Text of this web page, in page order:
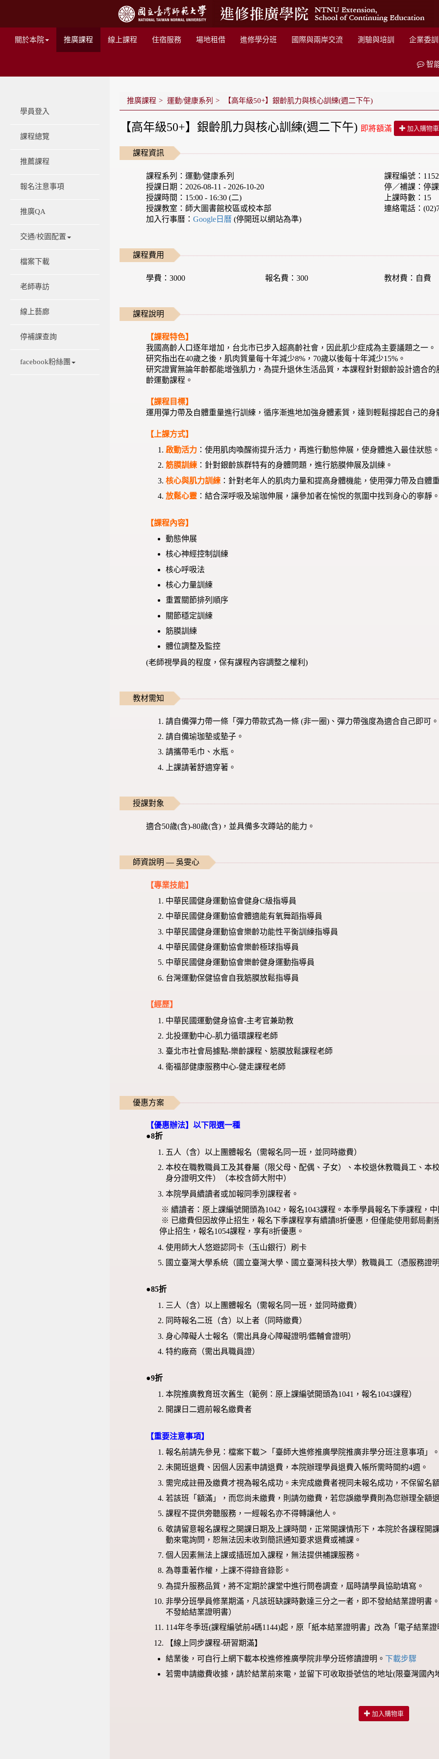
關於本院 推廣課程 線上課程 住宿服務 場地租借 進修學分班 國際與兩岸交流 測驗與培訓 企業委訓
智
學員登入
課程總覽
推薦課程
報名注意事項
推廣QA
交通/校園配置
檔案下載
老師專訪
線上藝廊
停補課查詢
facebook粉絲團
推廣課程 運動/健康系列 【高年級50+】銀齡肌力與核心訓練(週二下午)
【高年級50+】銀齡肌力與核心訓練(週二下午) 即將額滿 加入購物車
課程資訊
課程系列：運動/健康系列
課程編號：
授課日期：2026-08-11 - 2026-10-20
停／補課：停
授課時間：15:00 - 16:30 (二)
上課時數：15
授課教室：師大圖書館校區或校本部
連絡電話：
加入行事曆：Google日曆(停開班以網站為準)
課程費用
學費：3000 報名費：300 教材費：自費
課程說明
【課程特色】
我國高齡人口逐年增加，台北市已步入超高齡社會，因此肌少症成為主要議題之一。
研究指出在40歲之後，肌肉質量每十年減少8%，70歲以後每十年減少15%。
研究證實無論年齡都能增強肌力，為提升退休生活品質，本課程針對銀齡設計適合
齡運動課程。
【課程目標】
運用彈力帶及自體重量進行訓練，循序漸進地加強身體素質，達到輕鬆撐起自己的
【上課方式】
啟動活力 ：使用肌肉喚醒術提升活力，再進行動態伸展，使身體進入最佳狀態
筋膜訓練 ：針對銀齡族群特有的身體問題，進行筋膜伸展及訓練。
核心與肌力訓練 ：針對老年人的肌肉力量和提高身體機能，使用彈力帶及自體
放鬆心靈 ：結合深呼吸及瑜珈伸展，讓參加者在愉悅的氛圍中找到身心的寧靜
【課程內容】
動態伸展
核心神經控制訓練
核心呼吸法
核心力量訓練
重置關節排列順序
關節穩定訓練
筋膜訓練
體位調整及監控
(老師視學員的程度，保有課程內容調整之權利)
教材需知
請自備彈力帶一條「彈力帶款式為一條 (非一圈)、彈力帶強度為適合自己即可
請自備瑜珈墊或墊子。
請攜帶毛巾、水瓶。
上課請著舒適穿著。
授課對象
適合50歲(含)-80歲(含)，並具備多次蹲站的能力。
師資說明 — 吳雯心
【專業技能】
中華民國健身運動協會健身C級指導員
中華民國健身運動協會體適能有氧舞蹈指導員
中華民國健身運動協會樂齡功能性平衡訓練指導員
中華民國健身運動協會樂齡極球指導員
中華民國健身運動協會樂齡健身運動指導員
台灣運動保健協會自我筋膜放鬆指導員
【經歷】
中華民國運動健身協會-主考官兼助教
北投運動中心-肌力循環課程老師
臺北市社會局據點-樂齡課程、筋膜放鬆課程老師
衛福部健康服務中心-健走課程老師
優惠方案
【優惠辦法】以下限選一種
●8折
五人（含）以上團體報名（需報名同一班，並同時繳費）
本校在職教職員工及其眷屬（限父母、配偶、子女）、本校退休教職員工、本
身分證明文件）（本校含師大附中）
本院學員續讀者或加報同季別課程者。
※ 續讀者：原上課編號開頭為1042，報名1043課程。本季學員報名下季課程，
※ 已繳費但因故停止招生，報名下季課程享有續讀8折優惠，但僅能使用郵局劃
停止招生，報名1054課程，享有8折優惠。
使用師大人悠遊認同卡（玉山銀行）刷卡
國立臺灣大學系統（國立臺灣大學、國立臺灣科技大學）教職員工（憑服務證
●85折
三人（含）以上團體報名（需報名同一班，並同時繳費）
同時報名二班（含）以上者（同時繳費）
身心障礙人士報名（需出具身心障礙證明/鑑輔會證明）
特約廠商（需出具職員證）
●9折
本院推廣教育班次舊生（範例：原上課編號開頭為1041，報名1043課程）
開課日二週前報名繳費者
【重要注意事項】
報名前請先參見：檔案下載＞「臺師大進修推廣學院推廣非學分班注意事項」
未開班退費、因個人因素申請退費，本院辦理學員退費入帳所需時間約4週。
需完成註冊及繳費才視為報名成功。未完成繳費者視同未報名成功，不保留名
若該班「額滿」，而您尚未繳費，則請勿繳費，若您誤繳學費則為您辦理全額
課程不提供旁聽服務，一經報名亦不得轉讓他人。
敬請留意報名課程之開課日期及上課時間，正常開課情形下，本院於各課程開
動來電詢問，恕無法因未收到簡訊通知要求退費或補課。
個人因素無法上課或插班加入課程，無法提供補課服務。
為尊重著作權，上課不得錄音錄影。
為提升服務品質，將不定期於課堂中進行問卷調查，屆時請學員協助填寫。
非學分班學員修業期滿，凡該班缺課時數達三分之一者，即不發給結業證明書
不發給結業證明書）
114年冬季班(課程編號前4碼1144)起，原「紙本結業證明書」改為「電子結業
【線上同步課程-研習期滿】
結業後，可自行上網下載本校進修推廣學院非學分班修讀證明。 下載步驟
若需申請繳費收據，請於結業前來電，並留下可收取掛號信的地址(限臺灣國內
加入購物車